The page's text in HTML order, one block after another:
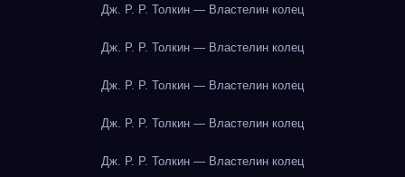
Дж. Р. Р. Толкин — Властелин колец
Дж. Р. Р. Толкин — Властелин колец
Дж. Р. Р. Толкин — Властелин колец
Дж. Р. Р. Толкин — Властелин колец
Дж. Р. Р. Толкин — Властелин колец